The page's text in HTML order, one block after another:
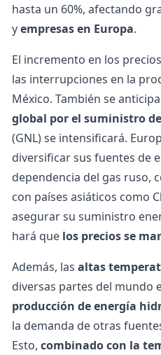
hasta un 60%, afectando
yempresas en Europa.
El incremento en los
las interrupciones en la
México. También se
global por el suministro
(GNL) se intensificará.
diversificar sus fuentes de
dependencia del gas ruso,
con países asiáticos como
asegurar su suministro
hará que los precios se
Además, las altas
diversas partes del mundo
producción de energía
la demanda de otras
Esto, combinado con la